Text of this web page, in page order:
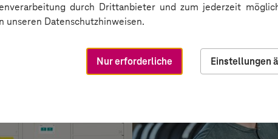
durch Drittanbieter und zum jederzeit
unseren Datenschutzhinweisen.
Nur erforderliche
Einstellungen